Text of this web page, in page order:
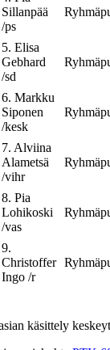
Sillanpää
/ps
5. Elisa
Gebhard
/sd
6. Markku
Siponen
/kesk
7. Alviina
Alametsä
/vihr
8. Pia
Lohikoski
/vas
9.
Christoffer
Ingo /r
käsittely